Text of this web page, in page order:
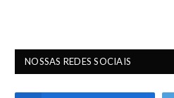
NOSSAS REDES SOCIAIS